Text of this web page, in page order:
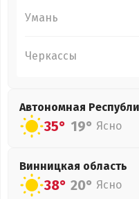
Умань
Черкассы
Автономная
35° 19° Ясно
Винницкая область
38° 20° Ясно